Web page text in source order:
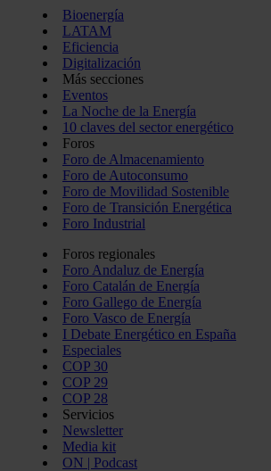
Bioenergía
LATAM
Eficiencia
Digitalización
Más secciones
Eventos
La Noche de la Energía
10 claves del sector energético
Foros
Foro de Almacenamiento
Foro de Autoconsumo
Foro de Movilidad Sostenible
Foro de Transición Energética
Foro Industrial
Foros regionales
Foro Andaluz de Energía
Foro Catalán de Energía
Foro Gallego de Energía
Foro Vasco de Energía
I Debate Energético en España
Especiales
COP 30
COP 29
COP 28
Servicios
Newsletter
Media kit
ON | Podcast